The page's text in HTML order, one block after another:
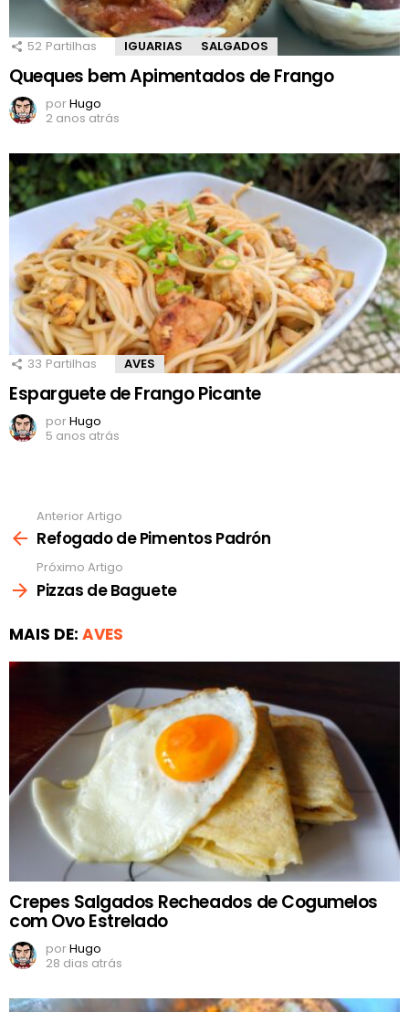
52 Partilhas IGUARIAS SALGADOS
Queques bem Apimentados de Frango
porHugo
2 anos atrás
33 Partilhas AVES
Esparguete de Frango Picante
porHugo
5 anos atrás
mais
Anterior Artigo
Refogado de Pimentos Padrón
Próximo Artigo
Pizzas de Baguete
MAIS DE: AVES
Crepes Salgados Recheados de Cogumelos
com Ovo Estrelado
porHugo
28 dias atrás